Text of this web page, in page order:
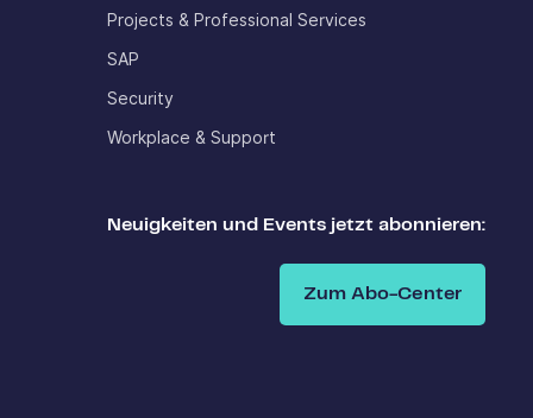
Projects & Professional Services
SAP
Security
Workplace & Support
Neuigkeiten und Events jetzt abonnieren:
Zum Abo-Center